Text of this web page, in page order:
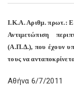
Ι.Κ.Α. Αριθμ. πρωτ.:
Αντιμετώπιση
(Α.Π.Δ.), που έχουν
τους να
Αθήνα 6/7/2011